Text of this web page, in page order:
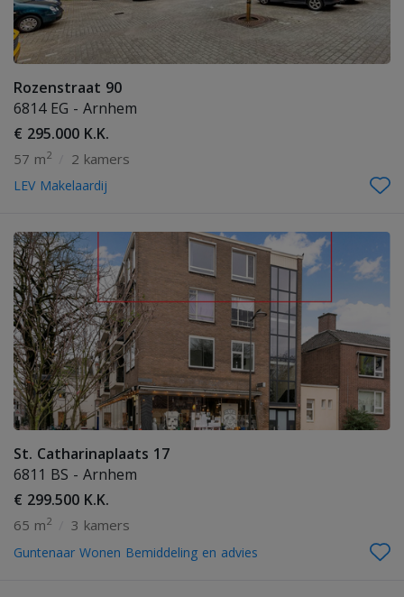
Rozenstraat 90
6814 EG - Arnhem
€ 295.000 K.K.
57 m2 2 kamers
LEV Makelaardij
St. Catharinaplaats 17
6811 BS - Arnhem
€ 299.500 K.K.
65 m2 3 kamers
Guntenaar Wonen Bemiddeling en advies